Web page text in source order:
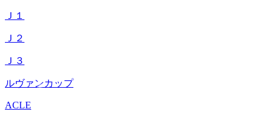
Ｊ１
Ｊ２
Ｊ３
ルヴァンカップ
ACLE